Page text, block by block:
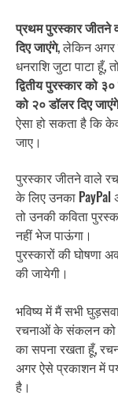
प्रथम पुरस्कार जीतने
दिए जाएंगे, लेकिन अगर
धनराशि जुटा पाटा हूँ,
द्वितीय पुरस्कार को
को २० डॉलर दिए जाएंगे
ऐसा हो सकता है कि
जाए।
पुरस्कार जीतने वाले
के लिए उनका PayPal
तो उनकी कविता
नहीं भेज पाऊंगा।
पुरस्कारों की
की जायेगी।
भविष्य में मैं सभी
रचनाओं के संकलन को
का सपना रखता हूँ,
अगर ऐसे प्रकाशन में
है।